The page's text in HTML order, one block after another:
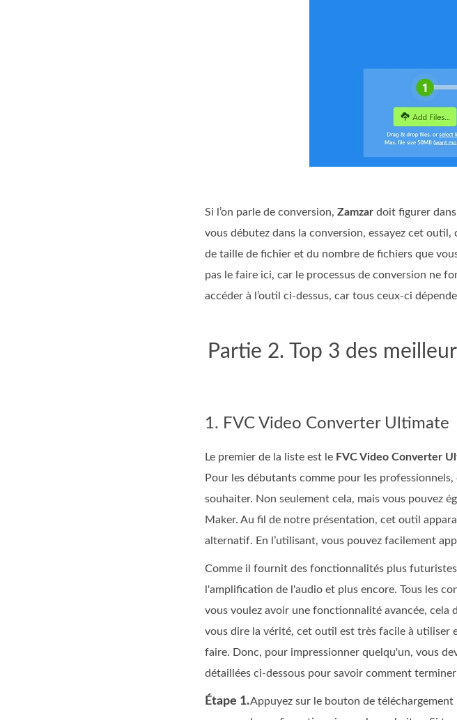
Si l’on parle de conversion, Zamzar doit figurer dans
vous débutez dans la conversion, essayez cet
de taille de fichier et du nombre de fichiers que
pas le faire ici, car le processus de conversion ne
accéder à l’outil ci‑dessus, car tous ceux‑ci
Partie 2. Top 3 des
1. FVC Video Converter Ultimate
Le premier de la liste est le FVC Video Converter
Pour les débutants comme pour les
souhaiter. Non seulement cela, mais vous pouvez
Maker. Au fil de notre présentation, cet outil
alternatif. En l’utilisant, vous pouvez facilement
Comme il fournit des fonctionnalités plus
l'amplification de l'audio et plus encore. Tous les
vous voulez avoir une fonctionnalité avancée,
vous dire la vérité, cet outil est très facile à utiliser
faire. Donc, pour impressionner quelqu'un, vous
détaillées ci-dessous pour savoir comment
Étape 1.Appuyez sur le bouton de